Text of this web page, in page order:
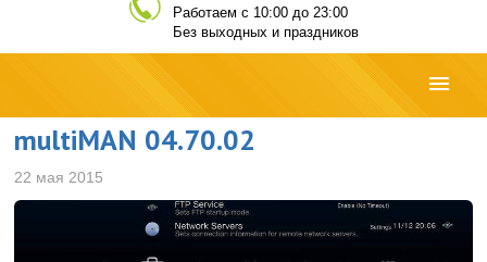
Работаем с 10:00 до 23:00
Без выходных и праздников
multiMAN 04.70.02
22 мая 2015